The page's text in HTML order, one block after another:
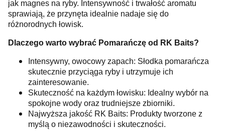
jak magnes na ryby. Intensywność i trwałość aromatu
sprawiają, że przynęta idealnie nadaje się do
różnorodnych łowisk.
Dlaczego warto wybrać Pomarańczę od RK Baits?
Intensywny, owocowy zapach: Słodka pomarańcza
skutecznie przyciąga ryby i utrzymuje ich
zainteresowanie.
Skuteczność na każdym łowisku: Idealny wybór na
spokojne wody oraz trudniejsze zbiorniki.
Najwyższa jakość RK Baits: Produkty tworzone z
myślą o niezawodności i skuteczności.